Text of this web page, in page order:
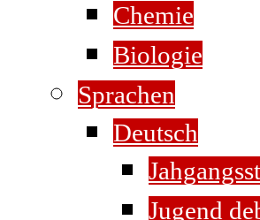
Chemie
Biologie
Sprachen
Deutsch
Jugend